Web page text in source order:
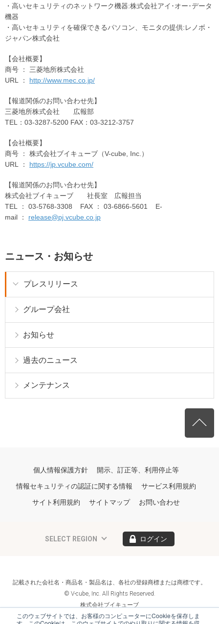
このウェブサイトでは、お客様のコンピューターにCookieを保存しま
・高いセキュリティのネットワーク機器:株式会社アイ･オー･データ
機器
・高いセキュリティを確保できるパソコン、モニタの提供:レノボ・
ジャパン株式会社
【会社概要】
商号 ： 三菱地所株式会社
URL
： http://www.mec.co.jp/
【報道関係のお問い合わせ先】
三菱地所株式会社 広報部
TEL：03-3287-5200 FAX：03-3212-3757
【会社概要】
商号 ： 株式会社ブイキューブ（V-cube, Inc.）
URL
： https://jp.vcube.com/
【報道関係のお問い合わせ先】
株式会社ブイキューブ 社長室 広報担当
TEL ： 03-5768-3308 FAX ： 03-6866-5601 E-
mail ： release@pj.vcube.co.jp
ニュース・お知らせ
プレスリリース
グループ会社
お知らせ
過去のニュース
メンテナンス
個人情報保護方針 開示、訂正等、利用停止等
情報セキュリティの認証に関する情報 サービス利用規約
サイト利用規約 サイトマップ お問い合わせ
SELECT REGION ログイン
記載された会社名・商品名・製品名は、各社の登録商標または商標です。
© V-cube, Inc. All Rights Reserved.
株式会社ブイキューブ
Follow Us